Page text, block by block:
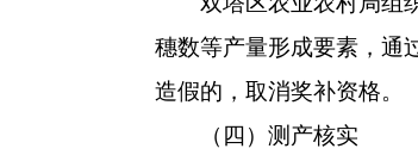
穗数等产量形成要素，通
造假的，取消奖补资格。
（四）测产核实